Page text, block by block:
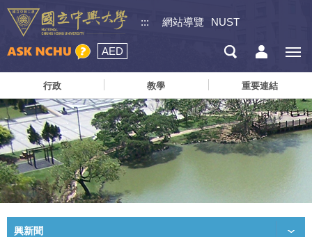
::: 網站導覽 NUST
AED
行政 教學 重要連結
興新聞